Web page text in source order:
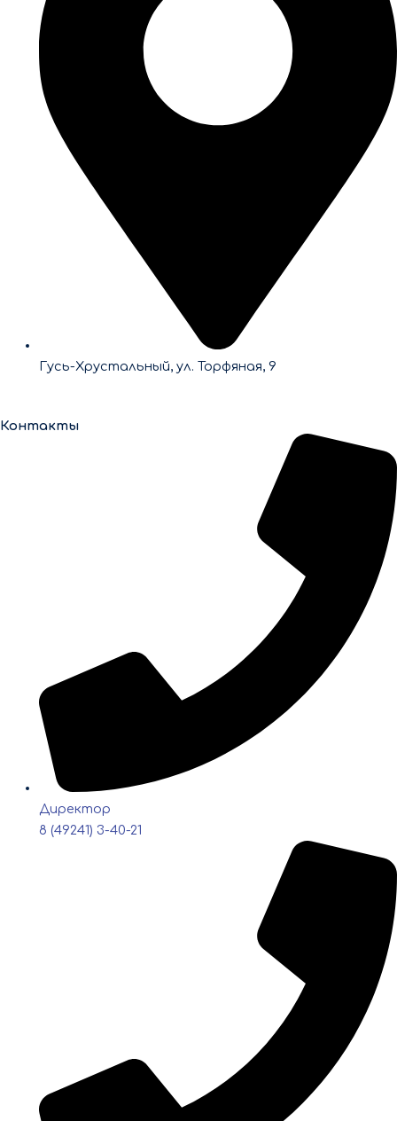
Гусь-Хрустальный, ул. Торфяная, 9
Контакты
Директор
8 (49241) 3-40-21